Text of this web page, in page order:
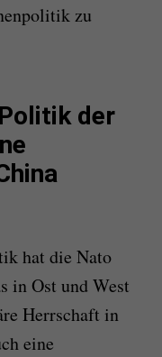
zu
der
hat die Nato
in Ost und West
Herrschaft in
eine